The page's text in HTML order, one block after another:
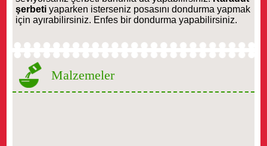
şerbetiyaparken isterseniz posasını dondurma yapmak
için ayırabilirsiniz. Enfes bir dondurma yapabilirsiniz.
Malzemeler